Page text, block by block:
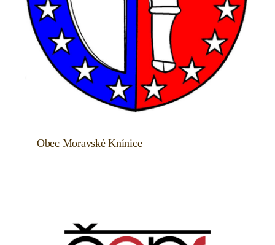
Obec Moravské Knínice